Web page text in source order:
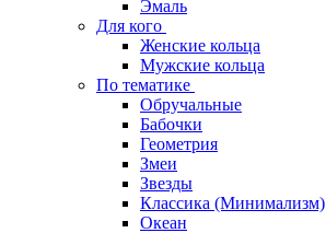
Эмаль
Для кого
Женские кольца
Мужские кольца
По тематике
Обручальные
Бабочки
Геометрия
Змеи
Звезды
Классика (Минимализм)
Океан